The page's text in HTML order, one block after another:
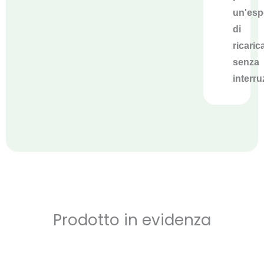
di
senza
Prodotto in evidenza